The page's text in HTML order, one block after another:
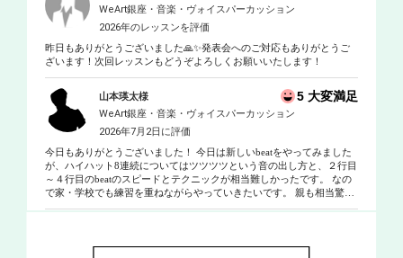
WeArt銀座・音楽・ヴォイスパーカッション
2026年のレッスンを評価
昨日もありがとうございました🙏✨発表会へのご対応もありがとうご
ざいます！次回レッスンもどうぞよろしくお願いいたします！
山本瑛太様 5 大変満足
WeArt銀座・音楽・ヴォイスパーカッション
2026年7月2日に評価
今日もありがとうございました！ 今日は新しいbeatをやってみました
が、ハイハット8連続についてはツツツツという音の出し方と、２行目
～４行目のbeatのスピードとテクニックが相当難しかったです。 なの
で家・学校でも練習を重ねながらやっていきたいです。 親も相当驚い